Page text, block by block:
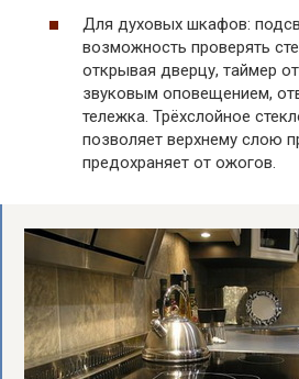
Для духовых шкафов:
возможность проверять
открывая дверцу, таймер
звуковым оповещением,
тележка. Трёхслойное
позволяет верхнему слою
предохраняет от ожогов.